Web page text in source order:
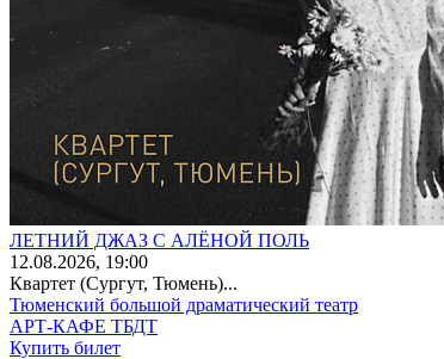
ЛЕТНИЙ ДЖАЗ С АЛЁНОЙ ПОЛЬ
12.08.2026, 19:00
Квартет (Сургут, Тюмень)...
Тюменский большой драматический театр
АРТ-КАФЕ ТБДТ
Купить билет